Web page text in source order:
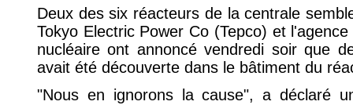
Deux des six réacteurs de la centrale
Tokyo Electric Power Co (Tepco) et
nucléaire ont annoncé vendredi soir que
avait été découverte dans le bâtiment du
"Nous en ignorons la cause", a déclaré